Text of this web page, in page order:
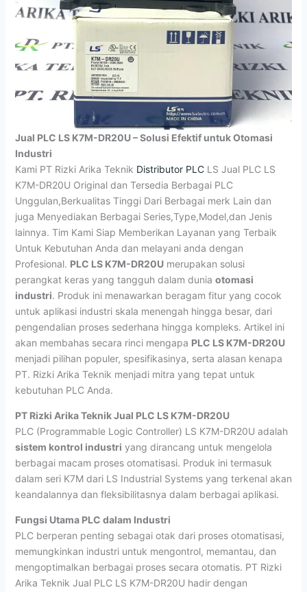
Jual PLC LS K7M-DR20U – Solusi Efektif untuk Otomasi
Industri
Kami PT Rizki Arika Teknik Distributor PLCLS Jual PLC LS
K7M-DR20U Original dan Tersedia Berbagai PLC
Unggulan,Berkualitas Tinggi Dari Berbagai merk Lain dan
juga Menyediakan Berbagai Series,Type,Model,dan Jenis
lainnya. Tim Kami Siap Memberikan Layanan yang Terbaik
Untuk Kebutuhan Anda dan melayani anda dengan
Profesional. PLC LS K7M-DR20Umerupakan solusi
perangkat keras yang tangguh dalam dunia otomasi
industri. Produk ini menawarkan beragam fitur yang cocok
untuk aplikasi industri skala menengah hingga besar, dari
pengendalian proses sederhana hingga kompleks. Artikel ini
akan membahas secara rinci mengapa PLC LS K7M-DR20U
menjadi pilihan populer, spesifikasinya, serta alasan kenapa
PT. Rizki Arika Teknik menjadi mitra yang tepat untuk
kebutuhan PLC Anda.
PT Rizki Arika Teknik Jual PLC LS K7M-DR20U
PLC (Programmable Logic Controller) LS K7M-DR20U adalah
sistem kontrol industri yang dirancang untuk mengelola
berbagai macam proses otomatisasi. Produk ini termasuk
dalam seri K7M dari LS Industrial Systems yang terkenal akan
keandalannya dan fleksibilitasnya dalam berbagai aplikasi.
Fungsi Utama PLC dalam Industri
PLC berperan penting sebagai otak dari proses otomatisasi,
memungkinkan industri untuk mengontrol, memantau, dan
mengoptimalkan berbagai proses secara otomatis. PT Rizki
Arika Teknik Jual PLC LS K7M-DR20U hadir dengan